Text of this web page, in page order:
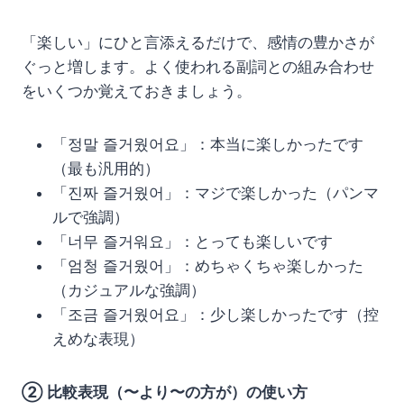
「楽しい」にひと言添えるだけで、感情の豊かさが
ぐっと増します。よく使われる副詞との組み合わせ
をいくつか覚えておきましょう。
「정말 즐거웠어요」：本当に楽しかったです
（最も汎用的）
「진짜 즐거웠어」：マジで楽しかった（パンマ
ルで強調）
「너무 즐거워요」：とっても楽しいです
「엄청 즐거웠어」：めちゃくちゃ楽しかった
（カジュアルな強調）
「조금 즐거웠어요」：少し楽しかったです（控
えめな表現）
② 比較表現（〜より〜の方が）の使い方